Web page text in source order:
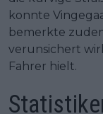
konnte
bemerkte
verunsichert
Fahrer hielt.